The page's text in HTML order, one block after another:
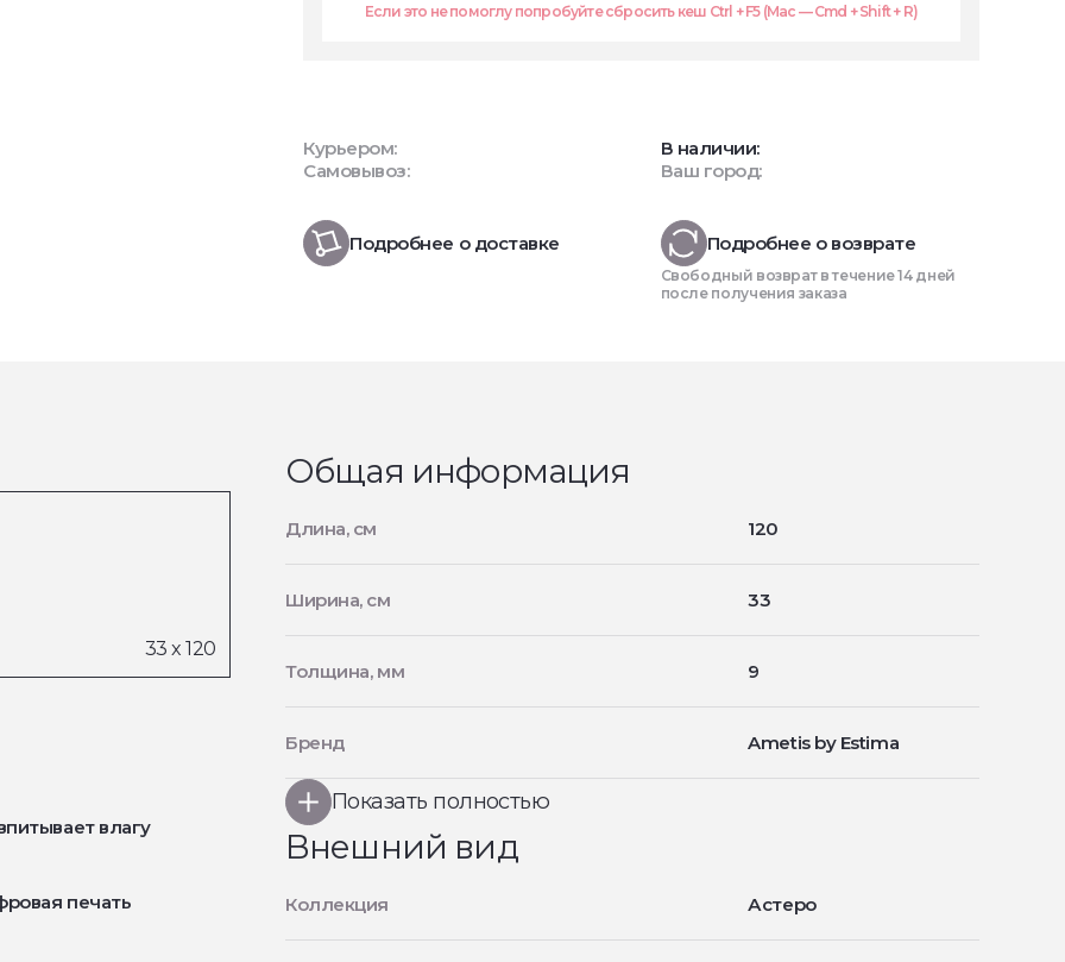
Если это не помоглу попробуйте сбросить кеш Ctrl + F5 (Mac — Cmd + Shift + R)
Курьером:
Самовывоз:
В наличии:
Ваш город:
Подробнее о доставке Подробнее о возврате
Свободный возврат в течение 14 дней
после получения заказа
влагу
печать
Общая информация
Длина, см 120
Ширина, см 33
Толщина, мм 9
Бренд Ametis by Estima
Показать полностью
Внешний вид
Коллекция Астеро